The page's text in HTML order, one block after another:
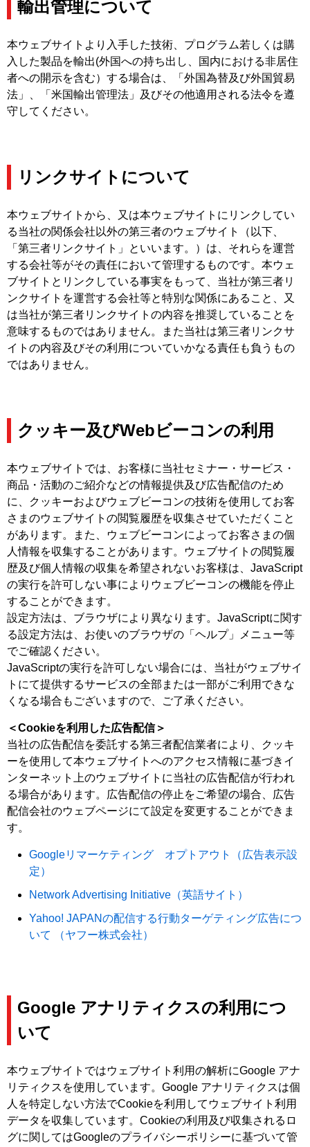
輸出管理について
本ウェブサイトより入手した技術、プログラム若しくは購
入した製品を輸出(外国への持ち出し、国内における非居住
者への開示を含む）する場合は、「外国為替及び外国貿易
法」、「米国輸出管理法」及びその他適用される法令を遵
守してください。
リンクサイトについて
本ウェブサイトから、又は本ウェブサイトにリンクしてい
る当社の関係会社以外の第三者のウェブサイト（以下、
「第三者リンクサイト」といいます。）は、それらを運営
する会社等がその責任において管理するものです。本ウェ
ブサイトとリンクしている事実をもって、当社が第三者リ
ンクサイトを運営する会社等と特別な関係にあること、又
は当社が第三者リンクサイトの内容を推奨していることを
意味するものではありません。また当社は第三者リンクサ
イトの内容及びその利用についていかなる責任も負うもの
ではありません。
クッキー及びWebビーコンの利用
本ウェブサイトでは、お客様に当社セミナー・サービス・
商品・活動のご紹介などの情報提供及び広告配信のため
に、クッキーおよびウェブビーコンの技術を使用してお客
さまのウェブサイトの閲覧履歴を収集させていただくこと
があります。また、ウェブビーコンによってお客さまの個
人情報を収集することがあります。ウェブサイトの閲覧履
歴及び個人情報の収集を希望されないお客様は、JavaScript
の実行を許可しない事によりウェブビーコンの機能を停止
することができます。
設定方法は、ブラウザにより異なります。JavaScriptに関す
る設定方法は、お使いのブラウザの「ヘルプ」メニュー等
でご確認ください。
JavaScriptの実行を許可しない場合には、当社がウェブサイ
トにて提供するサービスの全部または一部がご利用できな
くなる場合もございますので、ご了承ください。
＜Cookieを利用した広告配信＞
当社の広告配信を委託する第三者配信業者により、クッキ
ーを使用して本ウェブサイトへのアクセス情報に基づきイ
ンターネット上のウェブサイトに当社の広告配信が行われ
る場合があります。広告配信の停止をご希望の場合、広告
配信会社のウェブページにて設定を変更することができま
す。
Googleリマーケティング オプトアウト（広告表示設
定）
Network Advertising Initiative（英語サイト）
Yahoo! JAPANの配信する行動ターゲティング広告につ
いて （ヤフー株式会社）
Google アナリティクスの利用につ
いて
本ウェブサイトではウェブサイト利用の解析にGoogle アナ
リティクスを使用しています。Google アナリティクスは個
人を特定しない方法でCookieを利用してウェブサイト利用
データを収集しています。Cookieの利用及び収集されるロ
グに関してはGoogleのプライバシーポリシーに基づいて管